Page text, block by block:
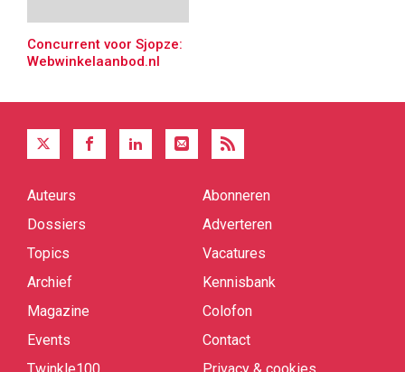
Concurrent voor Sjopze:
Webwinkelaanbod.nl
Quick
Auteurs
Dossiers
Topics
Archief
Magazine
Events
Twinkle100
Abonneren
Adverteren
Vacatures
Kennisbank
Colofon
Contact
Privacy & cookies